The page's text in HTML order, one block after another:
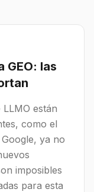
GEO: las
están
como el
ya no
imposibles
para esta